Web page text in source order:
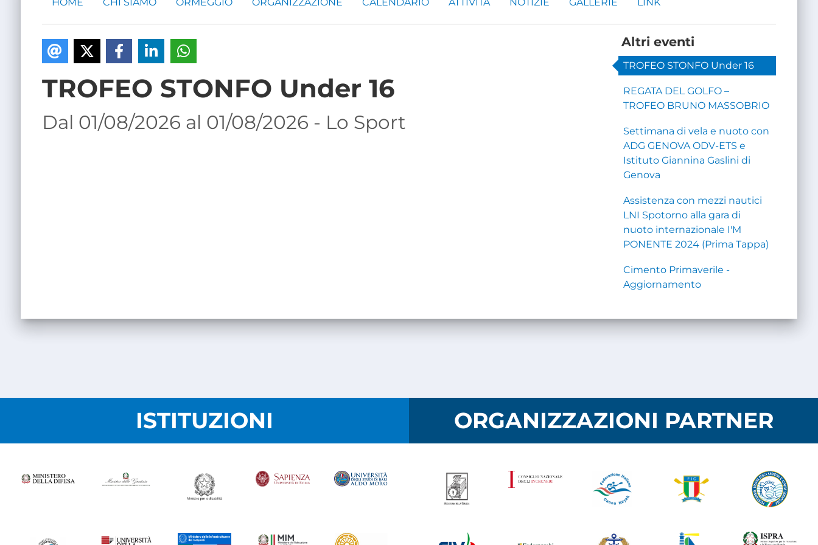
TROFEO STONFO Under 16
Dal 01/08/2026 al 01/08/2026 - Lo Sport
Altri eventi
TROFEO STONFO Under 16
REGATA DEL GOLFO –
TROFEO BRUNO MASSOBRIO
Settimana di vela e nuoto con
ADG GENOVA ODV-ETS e
Istituto Giannina Gaslini di
Genova
Assistenza con mezzi nautici
LNI Spotorno alla gara di
nuoto internazionale I'M
PONENTE 2024 (Prima Tappa)
Cimento Primaverile -
Aggiornamento
ISTITUZIONI ORGANIZZAZIONI PARTNER